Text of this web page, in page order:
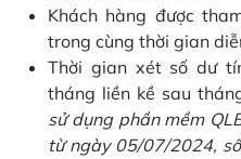
Khách hàng được
trong cùng thời gian
Thời gian xét số dư
tháng liền kề sau
sử dụng phần mềm
từ ngày 05/07/2024,